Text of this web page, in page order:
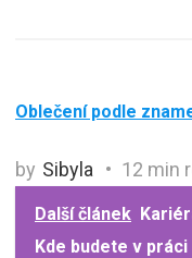
Oblečení podle
by Sibyla 12 min
Další článek
Kde budete v